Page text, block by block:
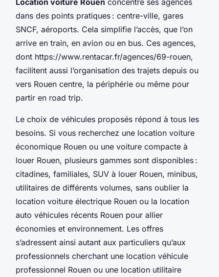
dans des points pratiques : centre-ville, gares
SNCF, aéroports. Cela simplifie l’accès, que l’on
arrive en train, en avion ou en bus. Ces agences,
dont https://www.rentacar.fr/agences/69-rouen,
facilitent aussi l’organisation des trajets depuis ou
vers Rouen centre, la périphérie ou même pour
partir en road trip.
Le choix de véhicules proposés répond à tous les
besoins. Si vous recherchez une location voiture
économique Rouen ou une voiture compacte à
louer Rouen, plusieurs gammes sont disponibles :
citadines, familiales, SUV à louer Rouen, minibus,
utilitaires de différents volumes, sans oublier la
location voiture électrique Rouen ou la location
auto véhicules récents Rouen pour allier
économies et environnement. Les offres
s’adressent ainsi autant aux particuliers qu’aux
professionnels cherchant une location véhicule
professionnel Rouen ou une location utilitaire